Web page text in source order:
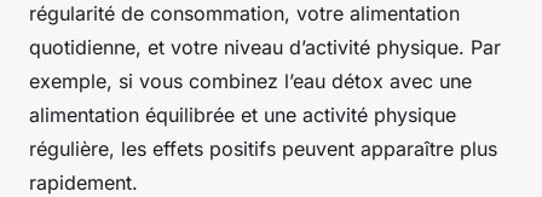
régularité de consommation, votre alimentation
quotidienne, et votre niveau d’activité physique. Par
exemple, si vous combinez l’eau détox avec une
alimentation équilibrée et une activité physique
régulière, les effets positifs peuvent apparaître plus
rapidement.